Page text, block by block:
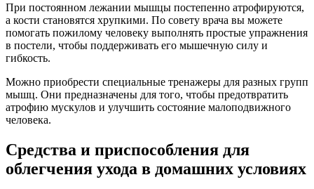
При постоянном лежании мышцы постепенно атрофируются,
а кости становятся хрупкими. По совету врача вы можете
помогать пожилому человеку выполнять простые упражнения
в постели, чтобы поддерживать его мышечную силу и
гибкость.
Можно приобрести специальные тренажеры для разных групп
мышц. Они предназначены для того, чтобы предотвратить
атрофию мускулов и улучшить состояние малоподвижного
человека.
Средства и приспособления для
облегчения ухода в домашних условиях